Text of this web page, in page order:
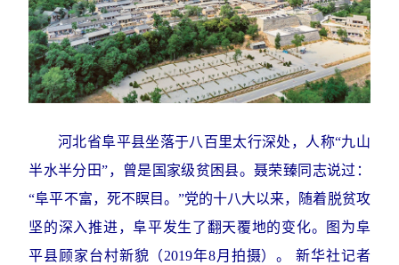
河北省阜平县坐落于八百里太行深处，人称“九山
半水半分田”，曾是国家级贫困县。聂荣臻同志说过：
“阜平不富，死不瞑目。”党的十八大以来，随着脱贫攻
坚的深入推进，阜平发生了翻天覆地的变化。图为阜
平县顾家台村新貌（2019年8月拍摄）。新华社记者